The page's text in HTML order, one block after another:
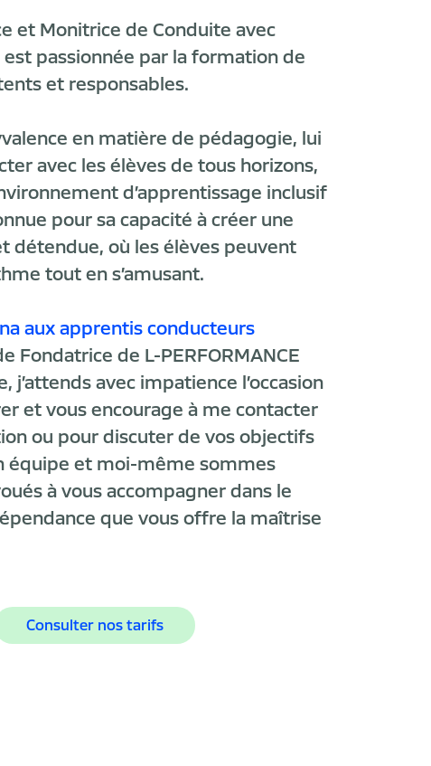
et Monitrice de Conduite avec
passionnée par la formation de
et responsables.
en matière de pédagogie, lui
avec les élèves de tous horizons,
d’apprentissage inclusif
pour sa capacité à créer une
détendue, où les élèves peuvent
tout en s’amusant.
aux apprentis conducteurs
Fondatrice de L-PERFORMANCE
j’attends avec impatience l’occasion
et vous encourage à me contacter
ou pour discuter de vos objectifs
équipe et moi-même sommes
à vous accompagner dans le
que vous offre la maîtrise
Consulter nos tarifs